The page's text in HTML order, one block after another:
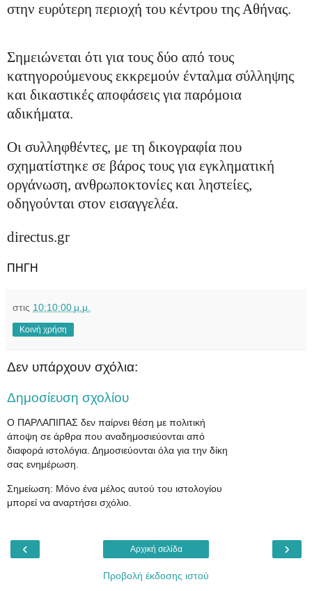
στην ευρύτερη περιοχή του κέντρου της Αθήνας.
Σημειώνεται ότι για τους δύο από τους
κατηγορούμενους εκκρεμούν ένταλμα σύλληψης
και δικαστικές αποφάσεις για παρόμοια
αδικήματα.
Οι συλληφθέντες, με τη δικογραφία που
σχηματίστηκε σε βάρος τους για εγκληματική
οργάνωση, ανθρωποκτονίες και ληστείες,
οδηγούνται στον εισαγγελέα.
directus.gr
ΠΗΓΗ
στις 10:10:00 μ.μ.
Κοινή χρήση
Δεν υπάρχουν σχόλια:
Δημοσίευση σχολίου
Ο ΠΑΡΛΑΠΙΠΑΣ δεν παίρνει θέση με πολιτική
άποψη σε άρθρα που αναδημοσιεύονται από
διαφορά ιστολόγια. Δημοσιεύονται όλα για την δίκη
σας ενημέρωση.
Σημείωση: Μόνο ένα μέλος αυτού του ιστολογίου
μπορεί να αναρτήσει σχόλιο.
‹ ›
Αρχική σελίδα
Προβολή έκδοσης ιστού